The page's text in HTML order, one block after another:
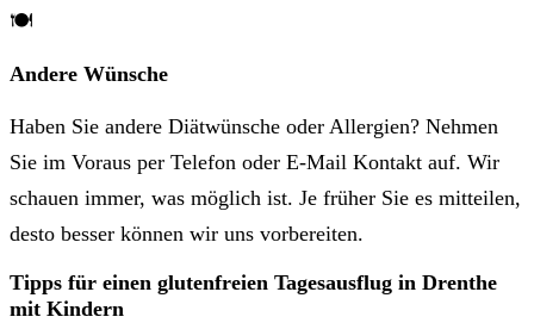
🍽️
Andere Wünsche
Haben Sie andere Diätwünsche oder Allergien? Nehmen
Sie im Voraus per Telefon oder E-Mail Kontakt auf. Wir
schauen immer, was möglich ist. Je früher Sie es mitteilen,
desto besser können wir uns vorbereiten.
Tipps für einen glutenfreien Tagesausflug in Drenthe
mit Kindern